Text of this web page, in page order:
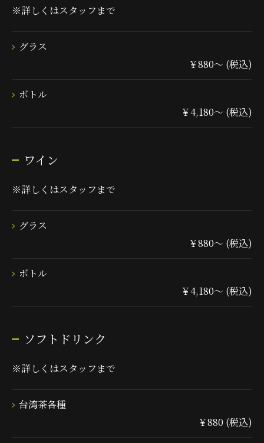
※詳しくはスタッフまで
グラス
￥880～ (税込)
ボトル
￥4,180～ (税込)
ワイン
※詳しくはスタッフまで
グラス
￥880～ (税込)
ボトル
￥4,180～ (税込)
ソフトドリンク
※詳しくはスタッフまで
台湾茶各種
￥880 (税込)